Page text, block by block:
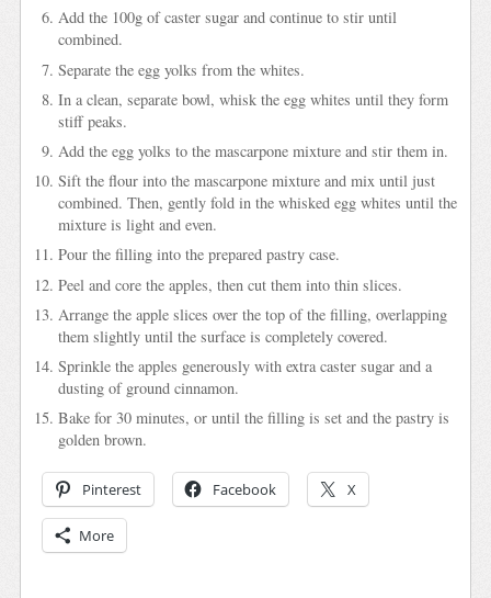
Add the 100g of caster sugar and continue to stir until
combined.
Separate the egg yolks from the whites.
In a clean, separate bowl, whisk the egg whites until they form
stiff peaks.
Add the egg yolks to the mascarpone mixture and stir them in.
Sift the flour into the mascarpone mixture and mix until just
combined. Then, gently fold in the whisked egg whites until the
mixture is light and even.
Pour the filling into the prepared pastry case.
Peel and core the apples, then cut them into thin slices.
Arrange the apple slices over the top of the filling, overlapping
them slightly until the surface is completely covered.
Sprinkle the apples generously with extra caster sugar and a
dusting of ground cinnamon.
Bake for 30 minutes, or until the filling is set and the pastry is
golden brown.
Pinterest Facebook X
More